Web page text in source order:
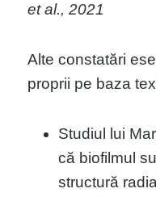
et al., 2021
Alte constatări
proprii pe baza
Studiul lui
că biofilmul
structură